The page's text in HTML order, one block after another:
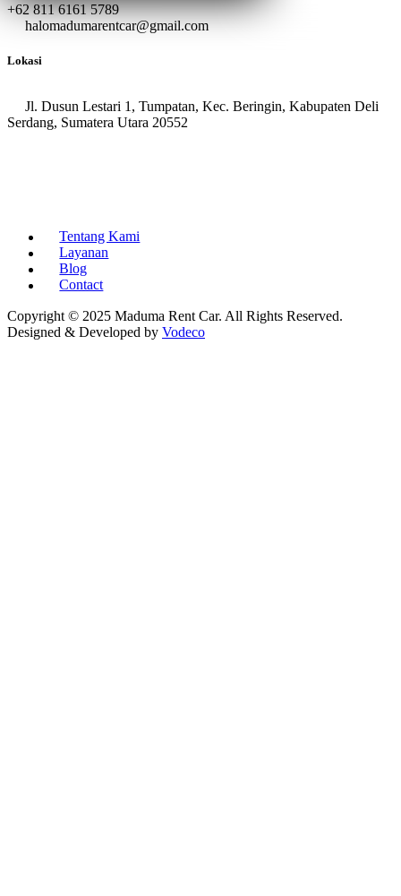
+62 811 6161 5789
halomadumarentcar@gmail.com
Lokasi
Jl. Dusun Lestari 1, Tumpatan, Kec. Beringin, Kabupaten Deli
Serdang, Sumatera Utara 20552
Tentang Kami
Layanan
Blog
Contact
Copyright © 2025 Maduma Rent Car. All Rights Reserved.
Designed & Developed by Vodeco